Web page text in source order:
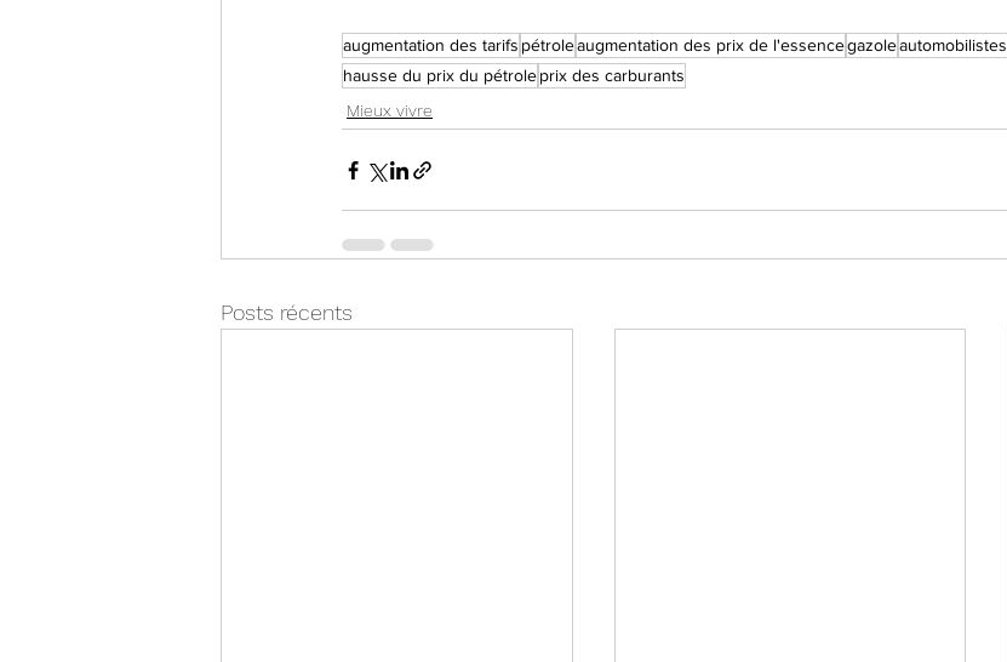
augmentation des tarifs pétroleaugmentation des prix de l'essencegazoleautomobilistes
hausse du prix du pétroleprix des carburants
Mieux vivre
Posts récents